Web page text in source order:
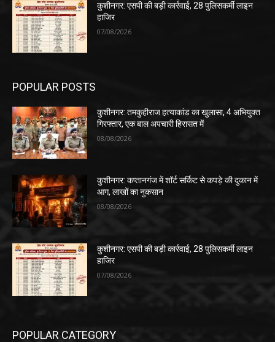
कुशीनगर: एसपी की बड़ी कार्रवाई, 28 पुलिसकर्मी लाइन
हाजिर
07/08/2026
POPULAR POSTS
कुशीनगर: तमकुहीराज हत्याकांड का खुलासा, 4 अभियुक्त
गिरफ्तार, एक बाल अपचारी हिरासत में
08/08/2026
कुशीनगर: कप्तानगंज में शॉर्ट सर्किट से कपड़े की दुकान में
आग, लाखों का नुकसान
08/08/2026
कुशीनगर: एसपी की बड़ी कार्रवाई, 28 पुलिसकर्मी लाइन
हाजिर
07/08/2026
POPULAR CATEGORY